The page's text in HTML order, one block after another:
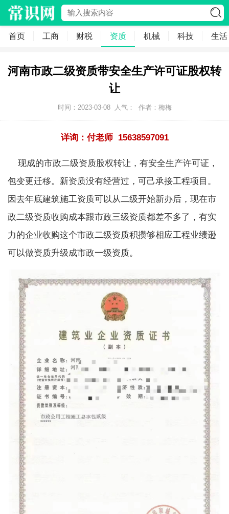
首页 工商 财税 资质 机械 科技 生活
河南市政二级资质带安全生产许可证股权转
让
时间：2023-03-08 人气： 作者：梅梅
详询：付老师 15638597091
现成的市政二级资质股权转让，有安全生产许可证，
包变更迁移。新资质没有经营过，可己承接工程项目。
因去年底建筑施工资质可以从二级开始新办后，现在市
政二级资质收购成本跟市政三级资质都差不多了，有实
力的企业收购这个市政二级资质积攒够相应工程业绩逊
可以做资质升级成市政一级资质。